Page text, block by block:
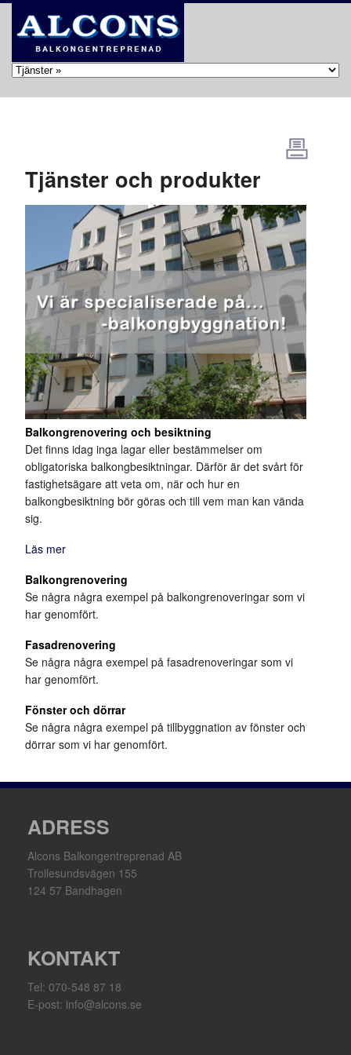
Tjänster och produkter
Balkongrenovering och besiktning
Det finns idag inga lagar eller bestämmelser om
obligatoriska balkongbesiktningar. Därför är det svårt för
fastighetsägare att veta om, när och hur en
balkongbesiktning bör göras och till vem man kan vända
sig.
Läs mer
Balkongrenovering
Se några några exempel på balkongrenoveringar som vi
har genomfört.
Fasadrenovering
Se några några exempel på fasadrenoveringar som vi
har genomfört.
Fönster och dörrar
Se några några exempel på tillbyggnation av fönster och
dörrar som vi har genomfört.
ADRESS
Alcons Balkongentreprenad AB
Trollesundsvägen 155
124 57 Bandhagen
KONTAKT
Tel: 070-548 87 18
E-post: info@alcons.se